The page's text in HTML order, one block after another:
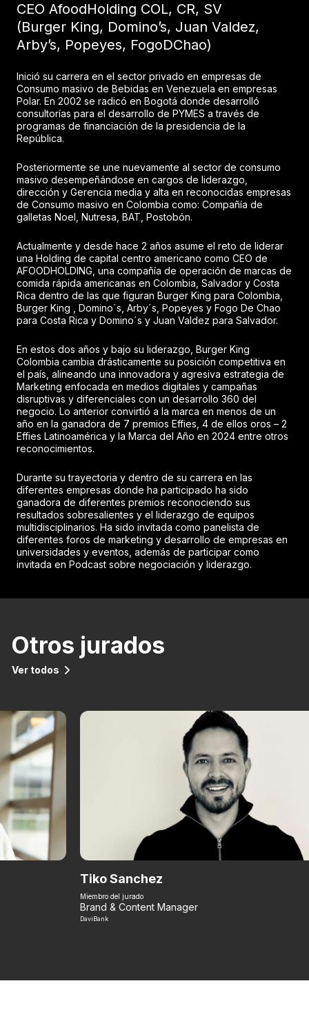
CEO AfoodHolding COL, CR, SV
(Burger King, Domino’s, Juan Valdez,
Arby’s, Popeyes, FogoDChao)
Inició su carrera en el sector privado en empresas de
Consumo masivo de Bebidas en Venezuela en empresas
Polar. En 2002 se radicó en Bogotá donde desarrolló
consultorías para el desarrollo de PYMES a través de
programas de financiación de la presidencia de la
República.
Posteriormente se une nuevamente al sector de consumo
masivo desempeñándose en cargos de liderazgo,
dirección y Gerencia media y alta en reconocidas empresas
de Consumo masivo en Colombia como: Compañía de
galletas Noel, Nutresa, BAT, Postobón.
Actualmente y desde hace 2 años asume el reto de liderar
una Holding de capital centro americano como CEO de
AFOODHOLDING, una compañía de operación de marcas de
comida rápida americanas en Colombia, Salvador y Costa
Rica dentro de las que figuran Burger King para Colombia,
Burger King , Domino´s, Arby´s, Popeyes y Fogo De Chao
para Costa Rica y Domino´s y Juan Valdez para Salvador.
En estos dos años y bajo su liderazgo, Burger King
Colombia cambia drásticamente su posición competitiva en
el país, alineando una innovadora y agresiva estrategia de
Marketing enfocada en medios digitales y campañas
disruptivas y diferenciales con un desarrollo 360 del
negocio. Lo anterior convirtió a la marca en menos de un
año en la ganadora de 7 premios Effies, 4 de ellos oros – 2
Effies Latinoamérica y la Marca del Año en 2024 entre otros
reconocimientos.
Durante su trayectoria y dentro de su carrera en las
diferentes empresas donde ha participado ha sido
ganadora de diferentes premios reconociendo sus
resultados sobresalientes y el liderazgo de equipos
multidisciplinarios. Ha sido invitada como panelista de
diferentes foros de marketing y desarrollo de empresas en
universidades y eventos, además de participar como
invitada en Podcast sobre negociación y liderazgo.
Otros jurados
Ver todos
Tiko Sanchez
Miembro del jurado
Brand & Content Manager
DaviBank